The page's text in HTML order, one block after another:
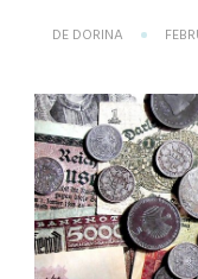
DE DORINA